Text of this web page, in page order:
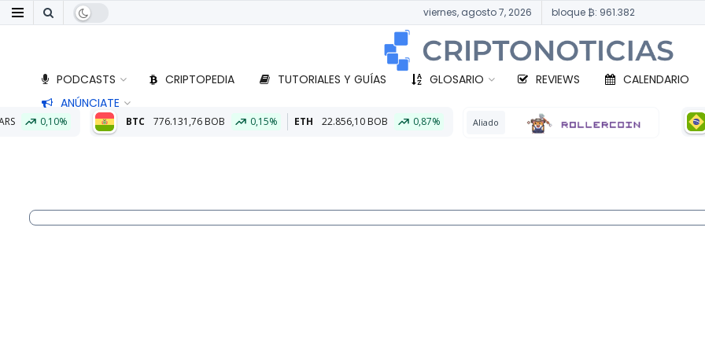
viernes, agosto 7, 2026 bloque ₿: 961.382
PODCASTS CRIPTOPEDIA TUTORIALES Y GUÍAS GLOSARIO REVIEWS CALENDARIO
ANÚNCIATE
BTC 776.131,76 BOB 0,15% ETH 22.856,10 BOB 0,87% Aliado BTC 330.149,35